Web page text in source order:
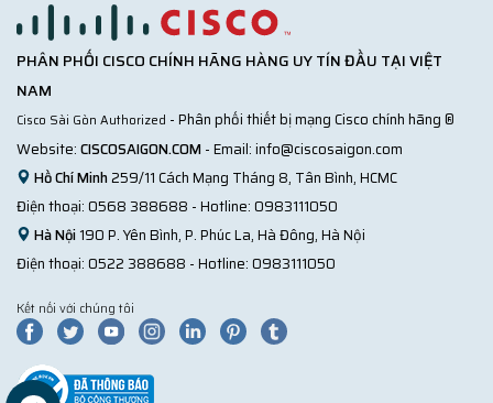
PHÂN PHỐI CISCO CHÍNH HÃNG HÀNG UY TÍN ĐẦU TẠI VIỆT
NAM
Cisco Sài Gòn Authorized - Phân phối thiết bị mạng Cisco chính hãng ®
Website:CISCOSAIGON.COM - Email:info@ciscosaigon.com
Hồ Chí Minh259/11 Cách Mạng Tháng 8, Tân Bình, HCMC
Điện thoại:0568 388688 - Hotline:0983111050
Hà Nội190 P. Yên Bình, P. Phúc La, Hà Đông, Hà Nội
Điện thoại:0522 388688 - Hotline:0983111050
Kết nối với chúng tôi